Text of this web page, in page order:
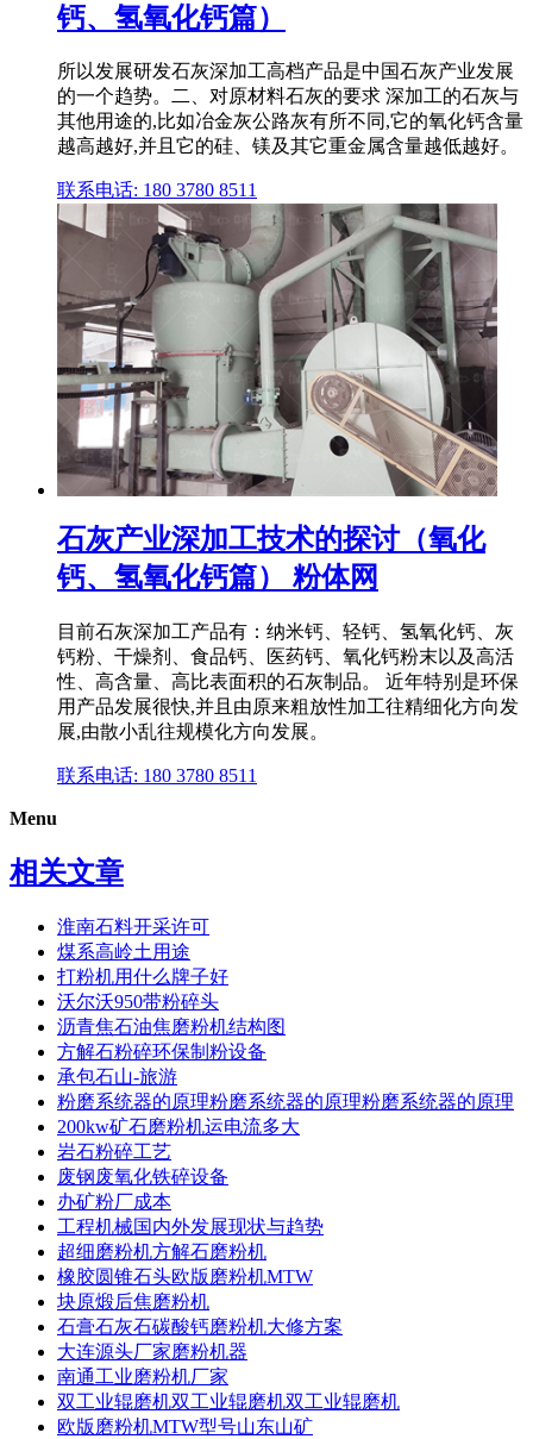
钙、氢氧化钙篇）
所以发展研发石灰深加工高档产品是中国石灰产业发展
的一个趋势。二、对原材料石灰的要求 深加工的石灰与
其他用途的,比如冶金灰公路灰有所不同,它的氧化钙含量
越高越好,并且它的硅、镁及其它重金属含量越低越好。
联系电话: 180 3780 8511
石灰产业深加工技术的探讨（氧化
钙、氢氧化钙篇） 粉体网
目前石灰深加工产品有：纳米钙、轻钙、氢氧化钙、灰
钙粉、干燥剂、食品钙、医药钙、氧化钙粉末以及高活
性、高含量、高比表面积的石灰制品。 近年特别是环保
用产品发展很快,并且由原来粗放性加工往精细化方向发
展,由散小乱往规模化方向发展。
联系电话: 180 3780 8511
Menu
相关文章
淮南石料开采许可
煤系高岭土用途
打粉机用什么牌子好
沃尔沃950带粉碎头
沥青焦石油焦磨粉机结构图
方解石粉碎环保制粉设备
承包石山-旅游
粉磨系统器的原理粉磨系统器的原理粉磨系统器的原理
200kw矿石磨粉机运电流多大
岩石粉碎工艺
废钢废氧化铁碎设备
办矿粉厂成本
工程机械国内外发展现状与趋势
超细磨粉机方解石磨粉机
橡胶圆锥石头欧版磨粉机MTW
块原煅后焦磨粉机
石膏石灰石碳酸钙磨粉机大修方案
大连源头厂家磨粉机器
南通工业磨粉机厂家
双工业辊磨机双工业辊磨机双工业辊磨机
欧版磨粉机MTW型号山东山矿